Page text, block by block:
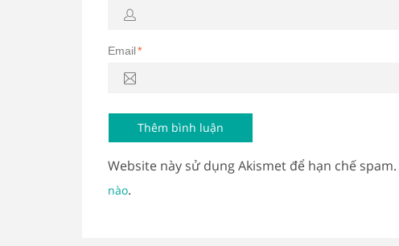
Email*
Website này sử dụng Akismet để hạn chế spam.
nào.